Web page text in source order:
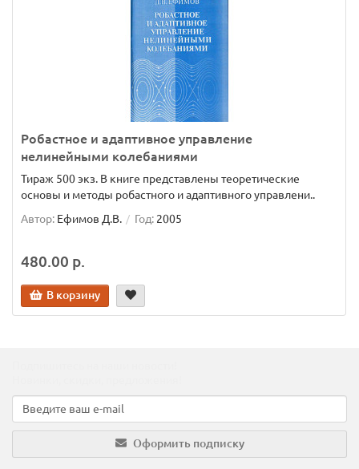
Робастное и адаптивное управление
нелинейными колебаниями
Тираж 500 экз. В книге представлены теоретические
основы и методы робастного и адаптивного управлени..
Автор: Ефимов Д.В. Год: 2005
480.00 р.
В корзину
Оформить подписку